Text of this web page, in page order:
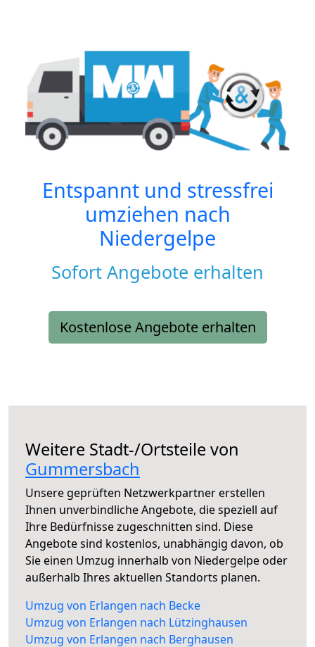
Entspannt und stressfrei
umziehen nach
Niedergelpe
Sofort Angebote erhalten
Kostenlose Angebote erhalten
Weitere Stadt-/Ortsteile von
Gummersbach
Unsere geprüften Netzwerkpartner erstellen
Ihnen unverbindliche Angebote, die speziell auf
Ihre Bedürfnisse zugeschnitten sind. Diese
Angebote sind kostenlos, unabhängig davon, ob
Sie einen Umzug innerhalb von Niedergelpe oder
außerhalb Ihres aktuellen Standorts planen.
Umzug von Erlangen nach Becke
Umzug von Erlangen nach Lützinghausen
Umzug von Erlangen nach Berghausen